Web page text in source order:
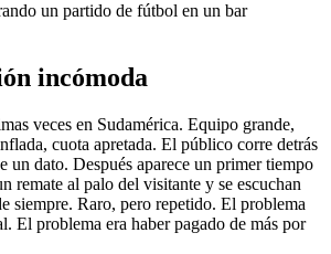
un partido de fútbol en un bar
incómoda
veces en Sudamérica. Equipo grande,
cuota apretada. El público corre detrás
un dato. Después aparece un primer tiempo
remate al palo del visitante y se escuchan
siempre. Raro, pero repetido. El problema
El problema era haber pagado de más por